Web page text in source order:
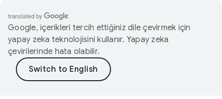
Google, içerikleri tercih ettiğiniz dile çevirmek için
yapay zeka teknolojisini kullanır. Yapay zeka
çevirilerinde hata olabilir.